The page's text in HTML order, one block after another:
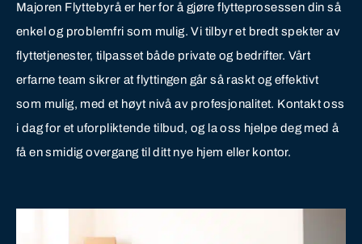
Majoren Flyttebyrå er her for å gjøre flytteprosessen din så
enkel og problemfri som mulig. Vi tilbyr et bredt spekter av
flyttetjenester, tilpasset både private og bedrifter. Vårt
erfarne team sikrer at flyttingen går så raskt og effektivt
som mulig, med et høyt nivå av profesjonalitet. Kontakt oss
i dag for et uforpliktende tilbud, og la oss hjelpe deg med å
få en smidig overgang til ditt nye hjem eller kontor.